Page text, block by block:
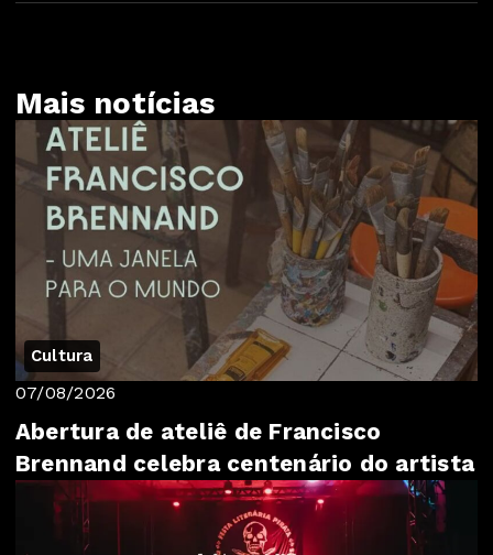
Mais notícias
Cultura
07/08/2026
Abertura de ateliê de Francisco
Brennand celebra centenário do artista